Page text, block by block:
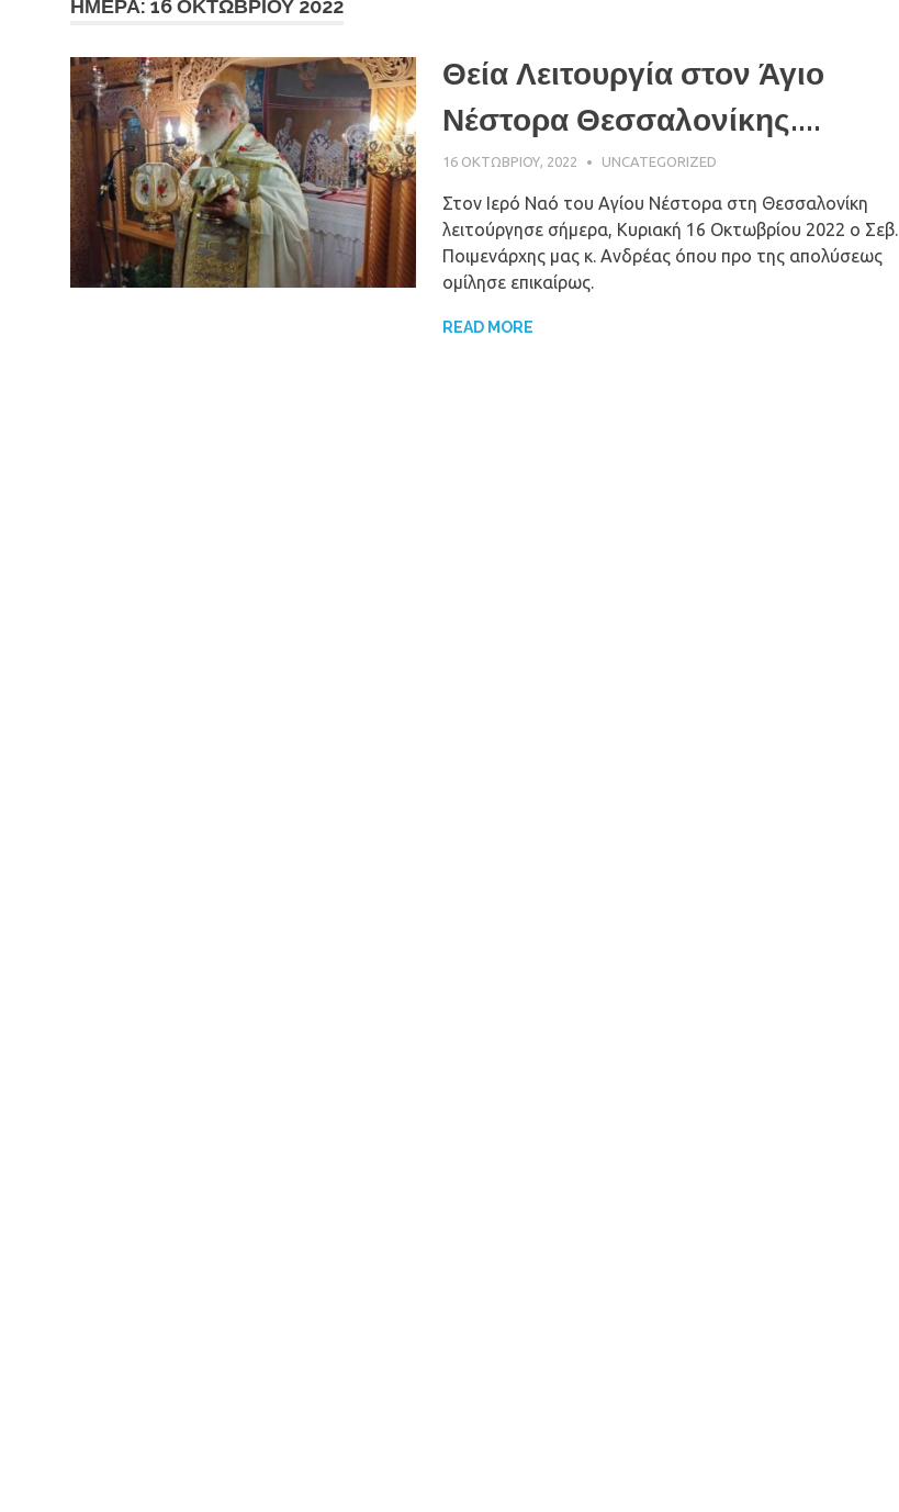
ΗΜΈΡΑ: 16 ΟΚΤΩΒΡΊΟΥ 2022
Θεία Λειτουργία στον Άγιο
Νέστορα Θεσσαλονίκης....
16 ΟΚΤΩΒΡΊΟΥ, 2022 ΠΑΤΉΡ ΜΙΧΑΉΛ ΠΑΠΑΪΩΆΝΝΟΥ
UNCATEGORIZED
Στον Ιερό Ναό του Αγίου Νέστορα στη Θεσσαλονίκη
λειτούργησε σήμερα, Κυριακή 16 Οκτωβρίου 2022 ο Σεβ.
Ποιμενάρχης μας κ. Ανδρέας όπου προ της απολύσεως
ομίλησε επικαίρως.
READ MORE